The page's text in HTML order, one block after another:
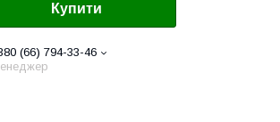
Купити
(66) 794-33-46